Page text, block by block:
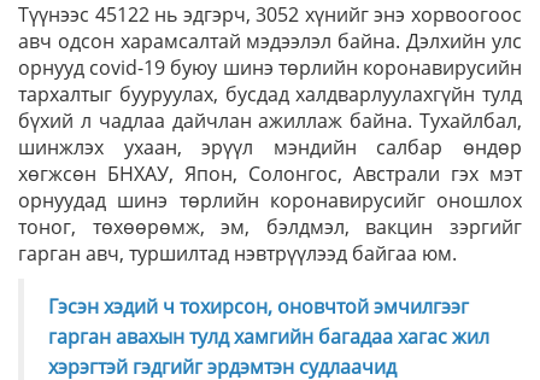
Түүнээс 45122 нь эдгэрч, 3052 хүнийг энэ хорвоогоос
авч одсон харамсалтай мэдээ­лэл байна. Дэлхийн улс
ор­нууд covid-19 буюу шинэ төр­лийн коронавирусийн
тар­хал­тыг буу­руу­лах, бусдад халд­вар­луу­лах­гүйн тулд
бүхий л чадлаа дайчлан ажиллаж байна. Тухайлбал,
шинжлэх ухаан, эрүүл мэндийн салбар өндөр
хөгжсөн БНХАУ, Япон, Солонгос, Австрали гэх мэт
орнуудад шинэ төрлийн корона­вирусийг оношлох
тоног, төхөө­рөмж, эм, бэлдмэл, вакцин зэргийг
гарган авч, туршилтад нэвтрүүлээд байгаа юм.
Гэсэн хэдий ч тохирсон, оновчтой эм­чилгээг
гарган авахын тулд хам­гийн багадаа хагас жил
хэ­рэг­тэй гэдгийг эрдэмтэн суд­лаа­чид